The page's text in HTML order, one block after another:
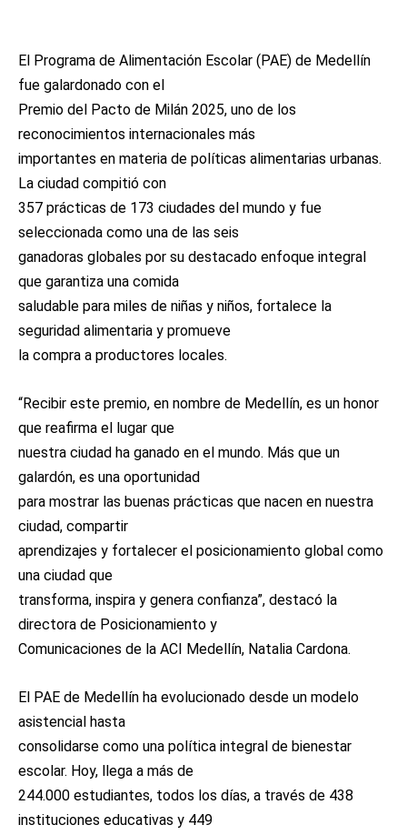
El Programa de Alimentación Escolar (PAE) de Medellín
fue galardonado con el
Premio del Pacto de Milán 2025, uno de los
reconocimientos internacionales más
importantes en materia de políticas alimentarias urbanas.
La ciudad compitió con
357 prácticas de 173 ciudades del mundo y fue
seleccionada como una de las seis
ganadoras globales por su destacado enfoque integral
que garantiza una comida
saludable para miles de niñas y niños, fortalece la
seguridad alimentaria y promueve
la compra a productores locales.
“Recibir este premio, en nombre de Medellín, es un honor
que reafirma el lugar que
nuestra ciudad ha ganado en el mundo. Más que un
galardón, es una oportunidad
para mostrar las buenas prácticas que nacen en nuestra
ciudad, compartir
aprendizajes y fortalecer el posicionamiento global como
una ciudad que
transforma, inspira y genera confianza”, destacó la
directora de Posicionamiento y
Comunicaciones de la ACI Medellín, Natalia Cardona.
El PAE de Medellín ha evolucionado desde un modelo
asistencial hasta
consolidarse como una política integral de bienestar
escolar. Hoy, llega a más de
244.000 estudiantes, todos los días, a través de 438
instituciones educativas y 449